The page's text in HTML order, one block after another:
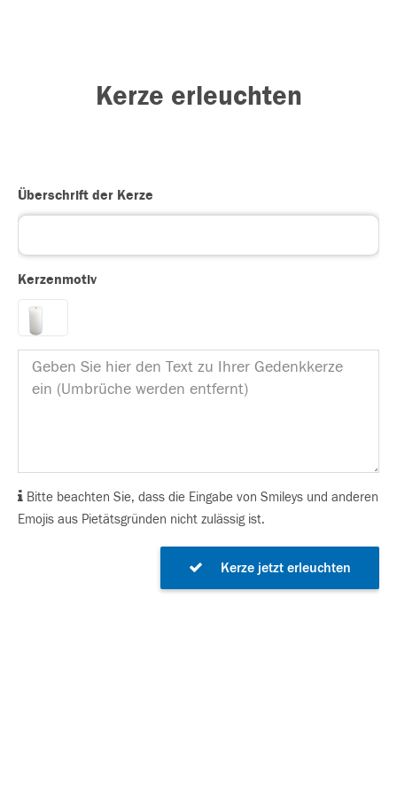
Kerze erleuchten
Überschrift der Kerze
Kerzenmotiv
Bitte beachten Sie, dass die Eingabe von Smileys und anderen
Emojis aus Pietätsgründen nicht zulässig ist.
Kerze jetzt erleuchten